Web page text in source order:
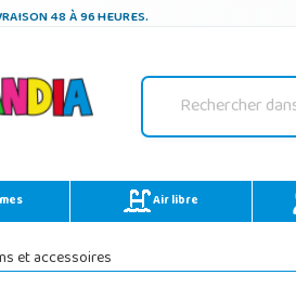
48 À 96 HEURES.
Air libre
et accessoires